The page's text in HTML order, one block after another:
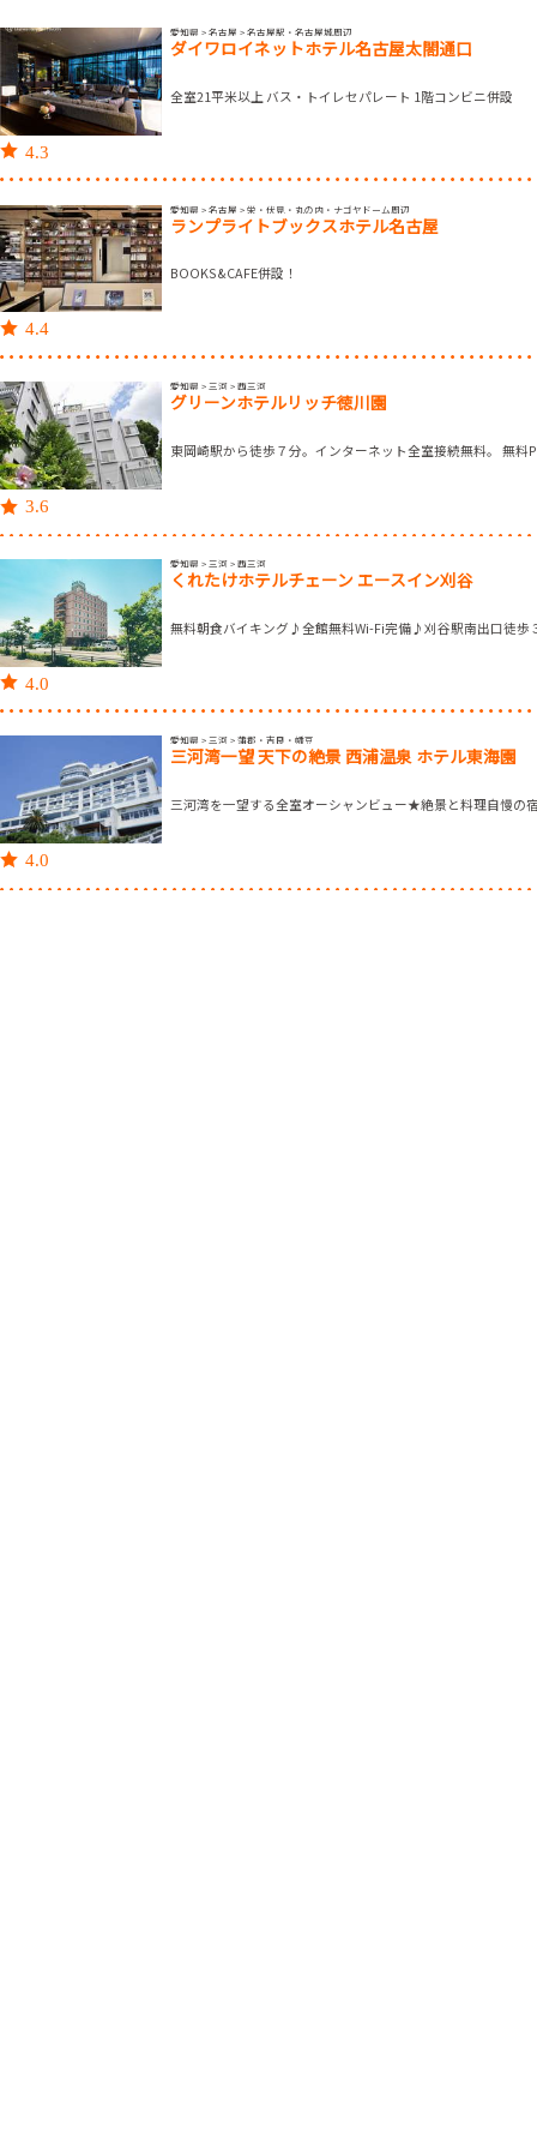
4.3
愛知県 > 名古屋 > 名古屋駅・名古屋城周辺
ダイワロイネットホテル名古屋太閤通口
全室21平米以上 バス・トイレセパレート 1階コンビニ併設
4.4
愛知県 > 名古屋 > 栄・伏見・丸の内・ナゴヤドーム周辺
ランプライトブックスホテル名古屋
BOOKS&CAFE併設！
3.6
愛知県 > 三河 > 西三河
グリーンホテルリッチ徳川園
東岡崎駅から徒歩７分。インターネット全室接続無料。 無料
4.0
愛知県 > 三河 > 西三河
くれたけホテルチェーン エースイン刈谷
無料朝食バイキング♪全館無料Wi-Fi完備♪刈谷駅南出口徒歩
4.0
愛知県 > 三河 > 蒲郡・吉良・幡豆
三河湾一望 天下の絶景 西浦温泉 ホテル東海園
三河湾を一望する全室オーシャンビュー★絶景と料理自慢の